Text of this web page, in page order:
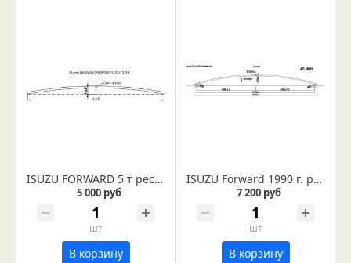
ISUZU FORWARD 5 т рессора задняя лист № 3 (Арт. IR 07-05-03)
5 000 руб
шт
В корзину
ISUZU Forward 1990 г. рессора передняя, лист №1 (коренной)
7 200 руб
шт
В корзину